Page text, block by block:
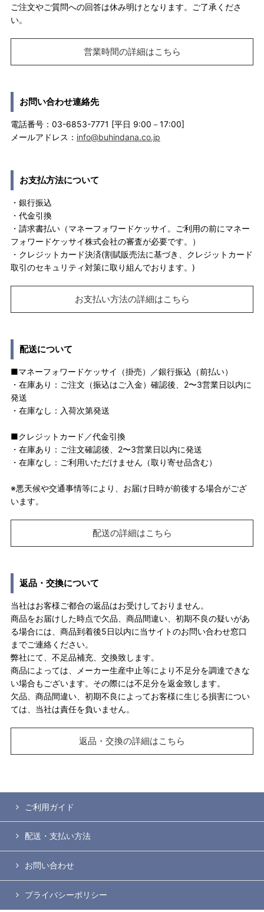
ご注文やご質問への回答は休み明けとなります。ご了承くださ
い。
営業時間の詳細はこちら
お問い合わせ連絡先
電話番号：03-6853-7771 [平日 9:00－17:00]
メールアドレス： info@buhindana.co.jp
お支払方法について
・銀行振込
・代金引換
・請求書払い（マネーフォワードケッサイ。ご利用の前にマネー
フォワードケッサイ株式会社の審査が必要です。）
・クレジットカード決済(割賦販売法に基づき、クレジットカード
取引のセキュリティ対策に取り組んでおります。)
お支払い方法の詳細はこちら
配送について
■マネーフォワードケッサイ（掛売）／銀行振込（前払い）
・在庫あり：ご注文（振込はご入金）確認後、2〜3営業日以内に
発送
・在庫なし：入荷次第発送
■クレジットカード／代金引換
・在庫あり：ご注文確認後、2〜3営業日以内に発送
・在庫なし：ご利用いただけません（取り寄せ品含む）
※悪天候や交通事情等により、お届け日時が前後する場合がござ
います。
配送の詳細はこちら
返品・交換について
当社はお客様ご都合の返品はお受けしておりません。
商品をお届けした時点で欠品、商品間違い、初期不良の疑いがあ
る場合には、商品到着後5日以内に当サイトのお問い合わせ窓口
までご連絡ください。
弊社にて、不足品補充、交換致します。
商品によっては、メーカー生産中止等により不足分を調達できな
い場合もございます。その際には不足分を返金致します。
欠品、商品間違い、初期不良によってお客様に生じる損害につい
ては、当社は責任を負いません。
返品・交換の詳細はこちら
ご利用ガイド
配送・支払い方法
お問い合わせ
プライバシーポリシー